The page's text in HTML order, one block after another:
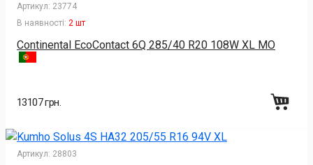
Артикул: 23774
В наявності: 2 шт
Continental EcoContact 6Q 285/40 R20 108W XL MO
13107 грн.
Артикул: 28803